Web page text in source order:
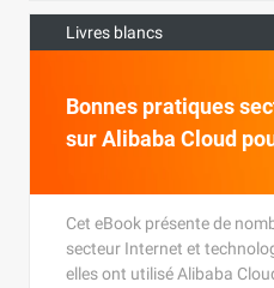
Livres blancs
Bonnes pratiques
sur Alibaba Cloud
Cet eBook présente de
secteur Internet et
elles ont utilisé Alibaba